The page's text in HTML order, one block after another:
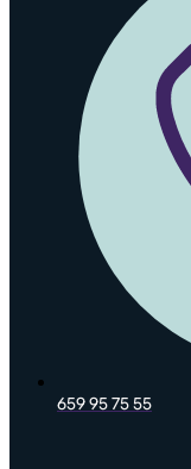
659 95 75 55